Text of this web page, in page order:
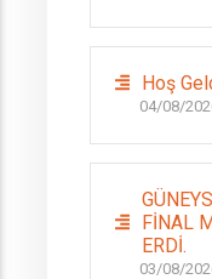
Hoş
04/08/
FİNAL
ERDİ.
03/08/